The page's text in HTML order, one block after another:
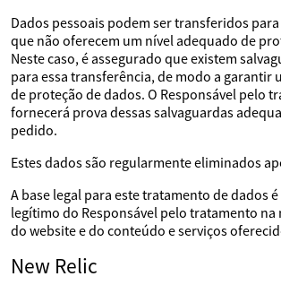
Dados pessoais podem ser transferidos
que não oferecem um nível adequado de
Neste caso, é assegurado que existem
para essa transferência, de modo a garantir
de proteção de dados. O Responsável pelo
fornecerá prova dessas salvaguardas
pedido.
Estes dados são regularmente eliminados
A base legal para este tratamento de dados
legítimo do Responsável pelo tratamento
do website e do conteúdo e serviços
New Relic